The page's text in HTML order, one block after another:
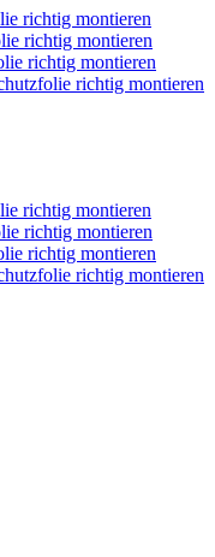
richtig montieren
richtig montieren
richtig montieren
richtig montieren
richtig montieren
richtig montieren
richtig montieren
richtig montieren